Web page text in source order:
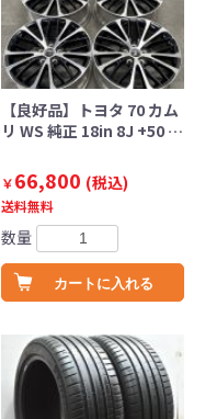
【良好品】トヨタ 70 カム
リ WS 純正 18in 8J +50 …
￥66,800 (税込)
送料無料
数量
カートに入れる